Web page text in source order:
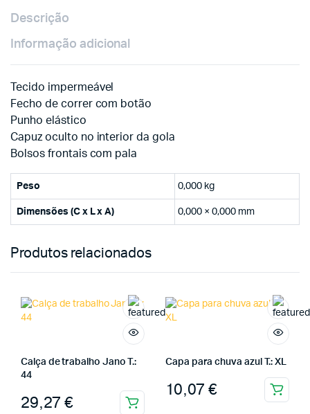
Descrição
Informação adicional
Tecido impermeável
Fecho de correr com botão
Punho elástico
Capuz oculto no interior da gola
Bolsos frontais com pala
Peso 0,000 kg
Dimensões (C x L x A) 0,000 × 0,000 mm
Produtos relacionados
Calça de trabalho Jano T.:
44
29,27 €
Capa para chuva azul T.: XL
10,07 €